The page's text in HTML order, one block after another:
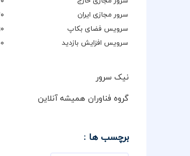
سرور مجازی ایران
سرویس فضای بکاپ
سرویس افزایش بازدید
نیک سرور
گروه فناوران همیشه آنلاین
برچسب ها :